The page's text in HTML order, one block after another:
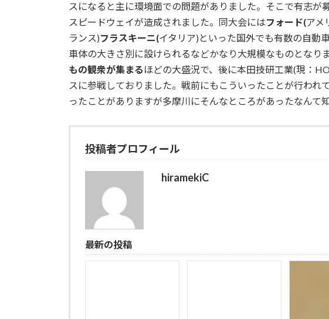
スになると主に環境面での問題がありました。そこで有志が
スピードウェイが造成されました。同大会にはフォード(アメ
ランス)フラスキーニ(イタリア)といった国外でも有数の自動
車体の大きさ別に設けられるなどかなり大規模なものとなり
もの観衆が集まるほどの大盛況で、後に本田技研工業(現：
スに参戦しておりました。戦前にもこういったことが行われ
ったことがありますが多摩川にそんなところがあったなんて
投稿者プロフィール
hiramekiC
最新の投稿